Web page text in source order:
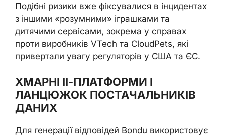
Подібні ризики вже фіксувалися в інцидентах
з іншими «розумними» іграшками та
дитячими сервісами, зокрема у справах
проти виробників VTech та CloudPets, які
привертали увагу регуляторів у США та ЄС.
ХМАРНІ ІІ-ПЛАТФОРМИ І
ЛАНЦЮЖОК ПОСТАЧАЛЬНИКІВ
ДАНИХ
Для генерації відповідей Bondu використовує